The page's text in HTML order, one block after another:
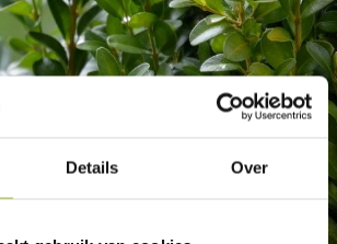
Details Over